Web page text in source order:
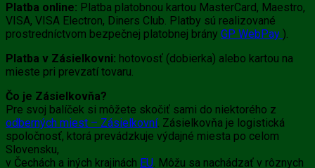
Platba online: Platba platobnou kartou MasterCard, Maestro,
VISA, VISA Electron, Diners Club. Platby sú realizované
prostredníctvom bezpečnej platobnej brány GP WebPay ).
Platba v Zásielkovni: hotovosť (dobierka) alebo kartou na
mieste pri prevzatí tovaru.
Čo je Zásielkovňa?
Pre svoj balíček si môžete skočiť sami do niektorého z
odberných miest – Zásielkovní. Zásielkovňa je logistická
spoločnosť, ktorá prevádzkuje výdajné miesta po celom
Slovensku,
v Čechách a iných krajinách EU. Môžu sa nachádzať v rôznych